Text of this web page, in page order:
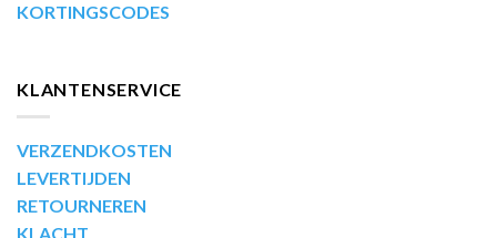
KORTINGSCODES
KLANTENSERVICE
VERZENDKOSTEN
LEVERTIJDEN
RETOURNEREN
KLACHT